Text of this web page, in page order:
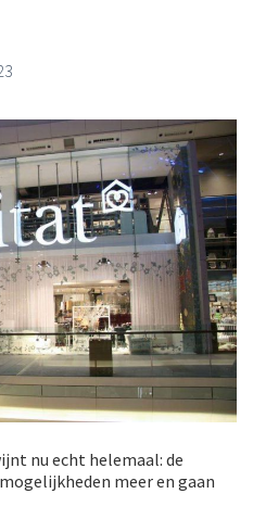
nu echt helemaal: de
meer en gaan